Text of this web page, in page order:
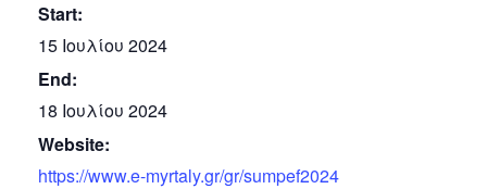
Start:
15 Ιουλίου 2024
End:
18 Ιουλίου 2024
Website:
https://www.e-myrtaly.gr/gr/sumpef2024